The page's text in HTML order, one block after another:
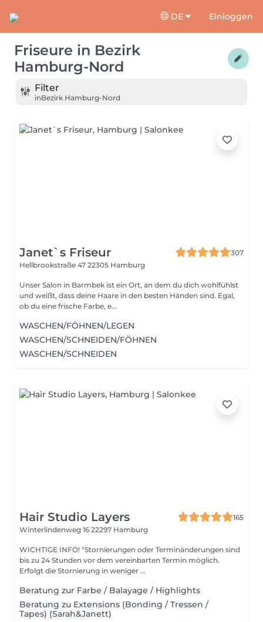
DE Einloggen
Friseure in Bezirk
Hamburg-Nord
Filter
inBezirk Hamburg-Nord
Janet`s Friseur
307
Hellbrookstraße 47 22305 Hamburg
Unser Salon in Barmbek ist ein Ort, an dem du dich wohlfühlst
und weißt, dass deine Haare in den besten Händen sind. Egal,
ob du eine frische Farbe, e...
WASCHEN/FÖHNEN/LEGEN
WASCHEN/SCHNEIDEN/FÖHNEN
WASCHEN/SCHNEIDEN
Hair Studio Layers
165
Winterlindenweg 16 22297 Hamburg
WICHTIGE INFO! "Stornierungen oder Terminänderungen sind
bis zu 24 Stunden vor dem vereinbarten Termin möglich.
Erfolgt die Stornierung in weniger ...
Beratung zur Farbe / Balayage / Highlights
Beratung zu Extensions (Bonding / Tressen /
Tapes) (Sarah&Janett)